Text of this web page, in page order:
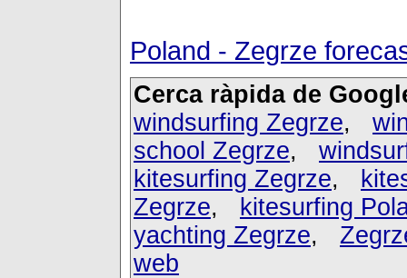
Poland - Zegrze
Cerca ràpida de
windsurfing Zegrze,
school Zegrze,
kitesurfing Zegrze,
Zegrze,
kitesurfing
yachting Zegrze,
web